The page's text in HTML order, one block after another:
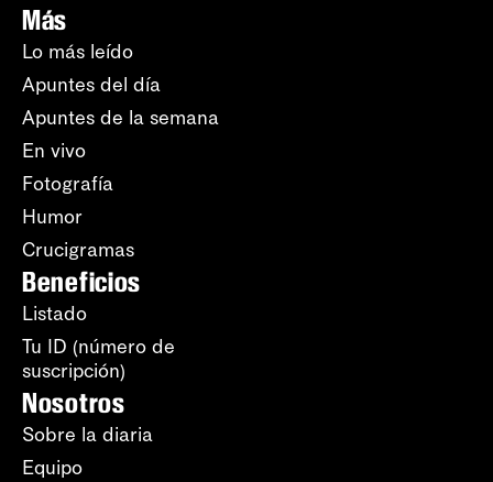
Más
Lo más leído
Apuntes del día
Apuntes de la semana
En vivo
Fotografía
Humor
Crucigramas
Beneficios
Listado
Tu ID (número de
suscripción)
Nosotros
Sobre la diaria
Equipo